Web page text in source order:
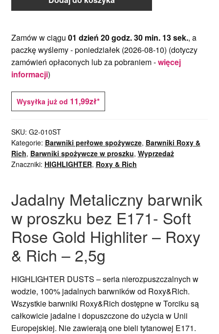
Barwniki spożywcze
Tematyczne
Rozwiń
menu
Blog
Wyprzedaż
Ozdoby na tort weselny
Zamów w ciągu 01 dzień 20 godz. 30 min. 13 sek., a
paczkę wyślemy -poniedziałek (2026-08-10) (dotyczy
zamówień opłaconych lub za pobraniem -więcej
informacji)
Wysyłka już od 11,99zł*
SKU: G2-010ST
Kategorie: Barwniki perłowe spożywcze, Barwniki Roxy &
Rich, Barwniki spożywcze w proszku, Wyprzedaż
Znaczniki: HIGHLIGHTER, Roxy & Rich
Jadalny Metaliczny barwnik
w proszku bez E171- Soft
Rose Gold Highliter – Roxy
& Rich – 2,5g
HIGHLIGHTER DUSTS – seria nierozpuszczalnych w
wodzie, 100% jadalnych barwników od Roxy&Rich.
Wszystkie barwniki Roxy&Rich dostępne w Torciku są
całkowicie jadalne i dopuszczone do użycia w Unii
Europejskiej. Nie zawierają one bieli tytanowej E171.